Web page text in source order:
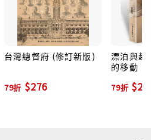
是我作為一位『大學教員』的
經歷過不少風霜之後，逐漸意
要，知識人不應當敏銳的掌握
隨波逐流。因為是知識人；所
失；因為是知識人，所以能夠
知識人，所以能夠跨越人與人
台灣總督府 (修訂新版)
79折 $276
漂泊與越
的移動
79折